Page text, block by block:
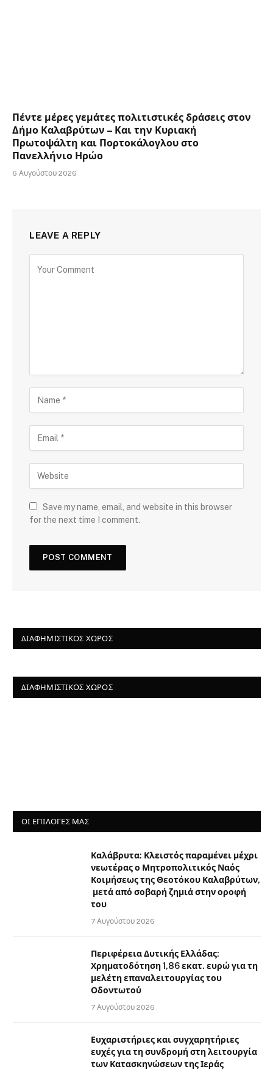
Πέντε μέρες γεμάτες πολιτιστικές δράσεις στον
Δήμο Καλαβρύτων – Και την Κυριακή
Πρωτοψάλτη και Πορτοκάλογλου στο
Πανελλήνιο Ηρώο
6 Αυγούστου 2026
LEAVE A REPLY
Save my name, email, and website in this browser
for the next time I comment.
ΔΙΑΦΗΜΙΣΤΙΚΌΣ ΧΏΡΟΣ
ΔΙΑΦΗΜΙΣΤΙΚΌΣ ΧΏΡΟΣ
ΟΙ ΕΠΙΛΟΓΈΣ ΜΑΣ
Καλάβρυτα: Κλειστός παραμένει μέχρι
νεωτέρας ο Μητροπολιτικός Ναός
Κοιμήσεως της Θεοτόκου Καλαβρύτων,
μετά από σοβαρή ζημιά στην οροφή
του
7 Αυγούστου 2026
Περιφέρεια Δυτικής Ελλάδας:
Χρηματοδότηση 1,86 εκατ. ευρώ για τη
μελέτη επαναλειτουργίας του
Οδοντωτού
7 Αυγούστου 2026
Ευχαριστήριες και συγχαρητήριες
ευχές για τη συνδρομή στη λειτουργία
των Κατασκηνώσεων της Ιεράς